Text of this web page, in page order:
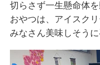
切らさず一生懸命体
おやつは、アイスク
みなさん美味しそう